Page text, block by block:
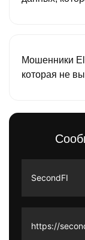
Мошенники
которая не